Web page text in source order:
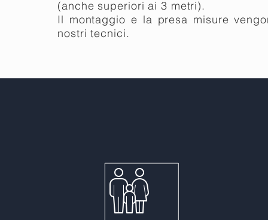
(anche superiori ai 3 metri).
Il montaggio e la presa misure
nostri tecnici.